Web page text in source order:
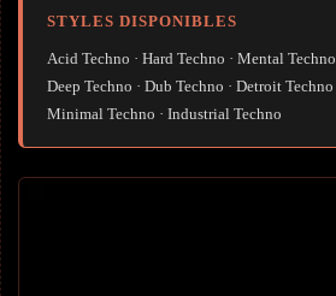
STYLES DISPONIBLES
Acid Techno · Hard Techno · Mental Techno
Deep Techno · Dub Techno · Detroit Techno
Minimal Techno · Industrial Techno